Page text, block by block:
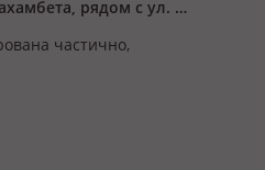
мкр Центральный, Каженбаев 28 — Пересечение ул.Махамбета, рядом с ул. Чехова
частично,